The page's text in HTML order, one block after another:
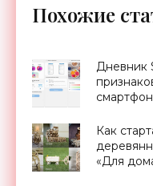
Похожие
Дневник
Как
«Для